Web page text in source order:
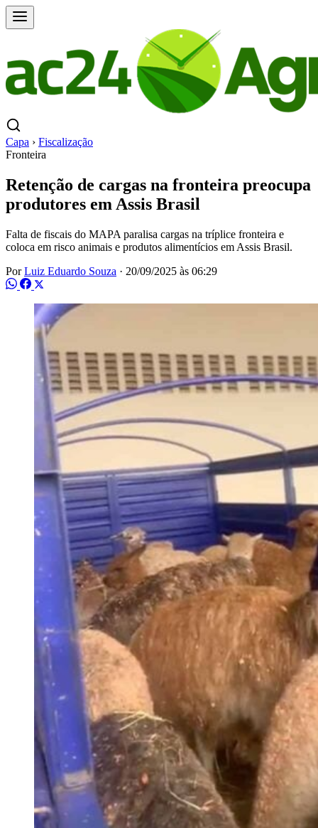
Capa › Fiscalização
Fronteira
Retenção de cargas na fronteira preocupa
produtores em Assis Brasil
Falta de fiscais do MAPA paralisa cargas na tríplice fronteira e
coloca em risco animais e produtos alimentícios em Assis Brasil.
PorLuiz Eduardo Souza · 20/09/2025 às 06:29